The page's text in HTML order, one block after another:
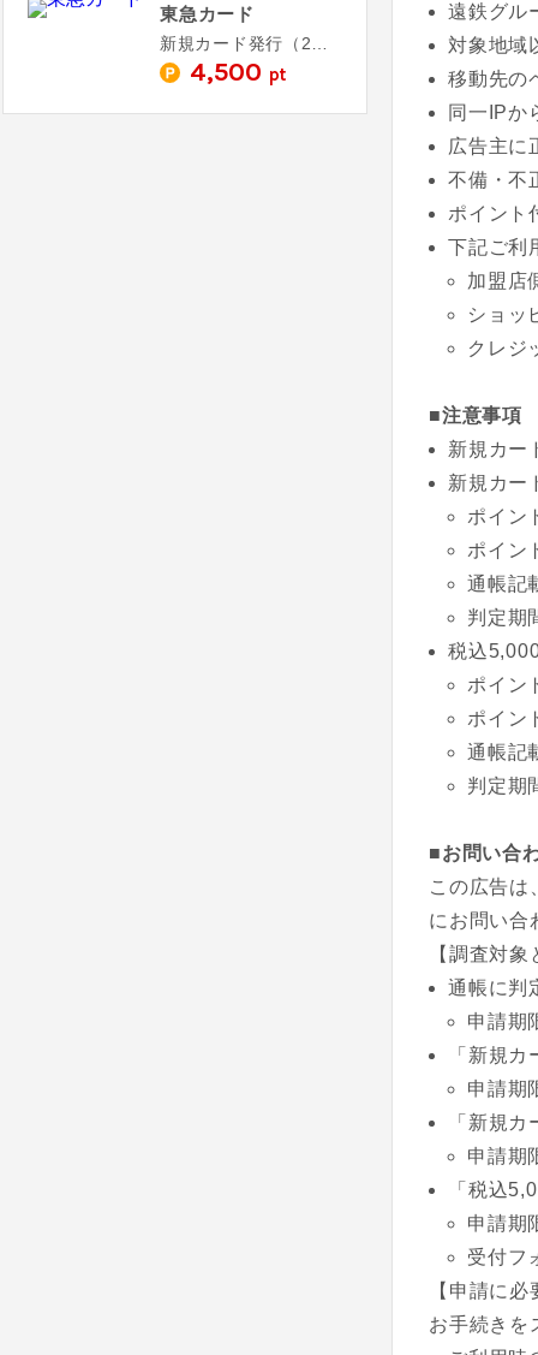
遠鉄グル
対象地域
移動先の
同一IPか
広告主に
不備・不
ポイント
下記ご
加盟店
ショッ
クレジ
■注意事項
新規カー
新規カー
ポイン
ポイン
通帳記
判定期
税込
ポイン
ポイン
通帳記
判定期
■お問い合
この広告は
にお問い合
【調査対
通帳に判
申請期
「新規
申請期
「新規
申請期
「税込
申請期
受付フ
【申請に
お手続きを
東急カード
4,500 pt